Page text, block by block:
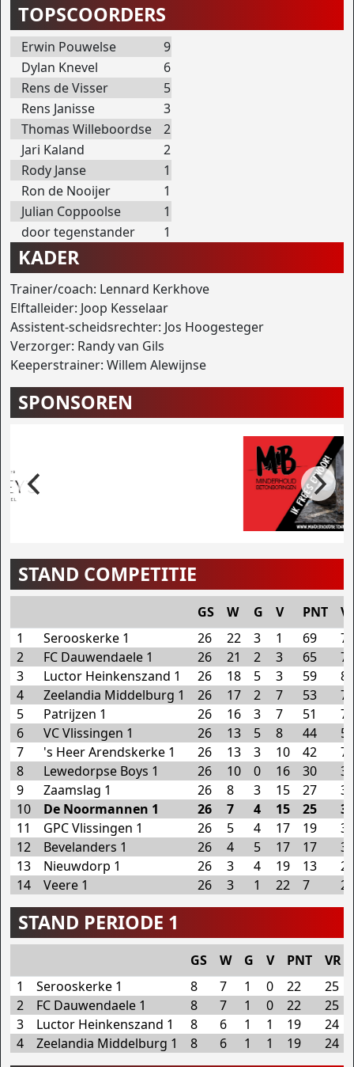
TOPSCOORDERS
Erwin Pouwelse
9
Dylan Knevel
6
Rens de Visser
5
Rens Janisse
3
Thomas Willeboordse
2
Jari Kaland
2
Rody Janse
1
Ron de Nooijer
1
Julian Coppoolse
1
door tegenstander
1
KADER
Trainer/coach: Lennard Kerkhove
Elftalleider: Joop Kesselaar
Assistent-scheidsrechter: Jos Hoogesteger
Verzorger: Randy van Gils
Keeperstrainer: Willem Alewijnse
SPONSOREN
STAND COMPETITIE
GS W G V PNT
1
Serooskerke 1 26 22 3 1 69
73
2
FC Dauwendaele 1 26 21 2 3 65
76
3
Luctor Heinkenszand 1 26 18 5 3 59
87
4
Zeelandia Middelburg 1 26 17 2 7 53
72
5
Patrijzen 1 26 16 3 7 51
75
6
VC Vlissingen 1 26 13 5 8 44
57
7
's Heer Arendskerke 1 26 13 3 10 42
74
8
Lewedorpse Boys 1 26 10 0 16 30
35
9
Zaamslag 1 26 8 3 15 27
36
10
De Noormannen 1 26 7 4 15 25
31
11
GPC Vlissingen 1 26 5 4 17 19
37
12
Bevelanders 1 26 4 5 17 17
36
13
Nieuwdorp 1 26 3 4 19 13
27
14
Veere 1 26 3 1 22 7 20
STAND PERIODE 1
GS W G V PNT
VR
1
Serooskerke 1 8 7 1 0 22
25
2
FC Dauwendaele 1 8 7 1 0 22
25
3
Luctor Heinkenszand 1 8 6 1 1 19
24
4
Zeelandia Middelburg 1 8 6 1 1 19 24